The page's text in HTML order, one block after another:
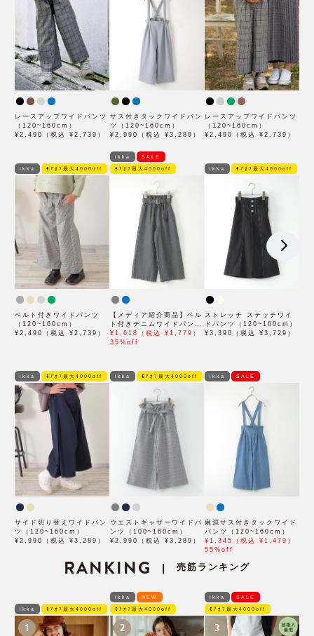
レースアップワイドパンツ
（120~160cm）
¥2,490（税込 ¥2,739）
サス付きタックワイドパン
ツ（120~160cm）
¥2,990（税込 ¥3,289）
レースアップワイドパンツ
（120~160cm）
¥2,490（税込 ¥2,739）
ikka ﾓｱｵﾌ最大4000off
ベルト付きワイドパンツ
（120~160cm）
¥2,490（税込 ¥2,739）
ikka SALE
ﾓｱｵﾌ最大4000off
【メディア紹介商品】ベル
ト付きデニムワイドパンツ
（120~160cm）
¥1,618（税込 ¥1,779）
35%off
ikka ﾓｱｵﾌ最大4000off
ストレッチ ステッチワイ
ドパンツ（120~160cm）
¥3,390（税込 ¥3,729）
ikka ﾓｱｵﾌ最大4000off
サイド切り替えワイドパン
ツ（120~160cm）
¥2,990（税込 ¥3,289）
ikka ﾓｱｵﾌ最大4000off
ウエストギャザーワイドパ
ンツ（100~160cm）
¥2,990（税込 ¥3,289）
ikka SALE
麻混サス付きタックワイド
パンツ（120~160cm）
¥1,345（税込 ¥1,479）
55%off
RANKING | 売筋ランキング
ikka ﾓｱｵﾌ最大4000off
1
ikka NEW
ﾓｱｵﾌ最大4000off
2
ikka SALE
ﾓｱｵﾌ最大4000off
3